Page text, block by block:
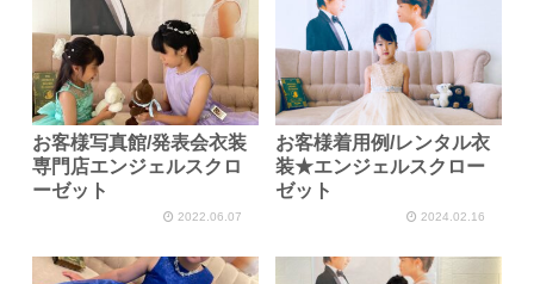
お客様写真館/発表会衣装
専門店エンジェルスクロ
ーゼット
2022.06.07
お客様着用例/レンタル衣
装★エンジェルスクロー
ゼット
2024.02.16